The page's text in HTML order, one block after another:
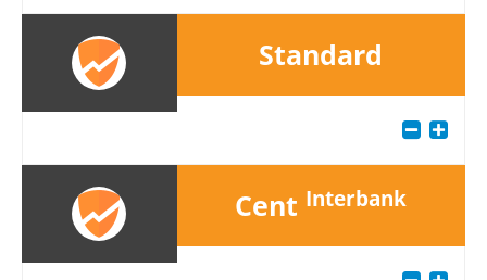
Standard
Cent Interbank